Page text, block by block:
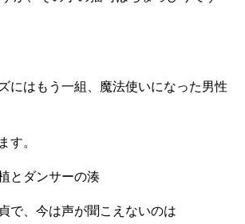
にはもう一組、魔法使いになった男性
す。
とダンサーの湊
で、今は声が聞こえないのは